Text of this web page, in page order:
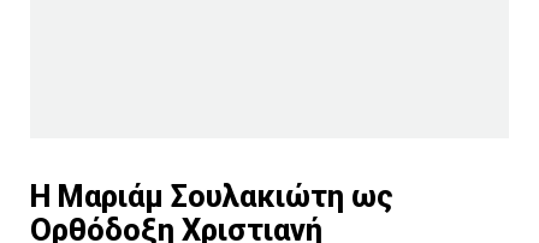
Η Μαριάμ Σουλακιώτη ως
Ορθόδοξη Χριστιανή